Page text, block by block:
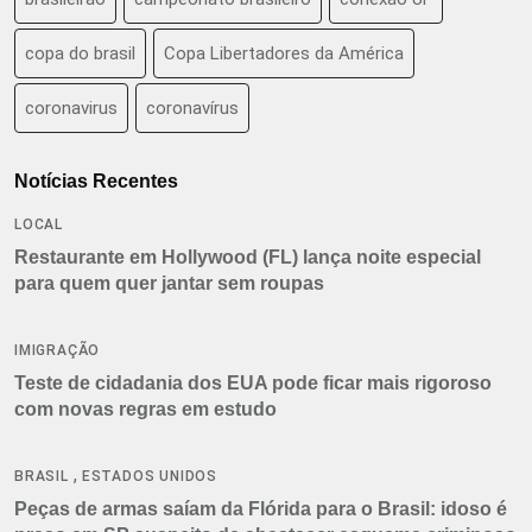
copa do brasil Copa Libertadores da América
coronavirus coronavírus
Notícias Recentes
LOCAL
Restaurante em Hollywood (FL) lança noite especial
para quem quer jantar sem roupas
IMIGRAÇÃO
Teste de cidadania dos EUA pode ficar mais rigoroso
com novas regras em estudo
BRASIL , ESTADOS UNIDOS
Peças de armas saíam da Flórida para o Brasil: idoso é